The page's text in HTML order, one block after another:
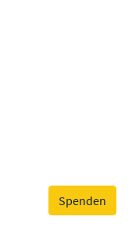
Spenden